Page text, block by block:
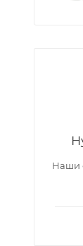
Наши